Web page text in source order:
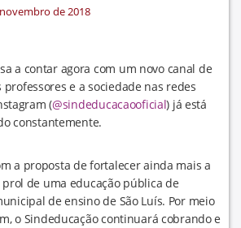
de 2018
a contar agora com um novo canal de
e a sociedade nas redes
(@sindeducacaooficial) já está
constantemente.
a proposta de fortalecer ainda mais a
de uma educação pública de
de ensino de São Luís. Por meio
o Sindeducação continuará cobrando e